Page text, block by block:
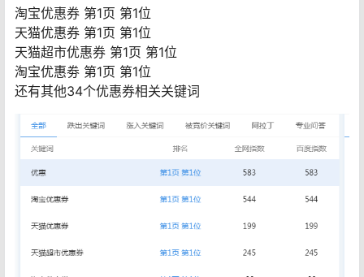
淘宝优惠券 第1页 第1位
天猫优惠券 第1页 第1位
天猫超市优惠券 第1页 第1位
淘宝优惠劵 第1页 第1位
还有其他34个优惠券相关关键词